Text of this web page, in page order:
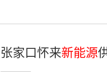
张家口怀来新能源